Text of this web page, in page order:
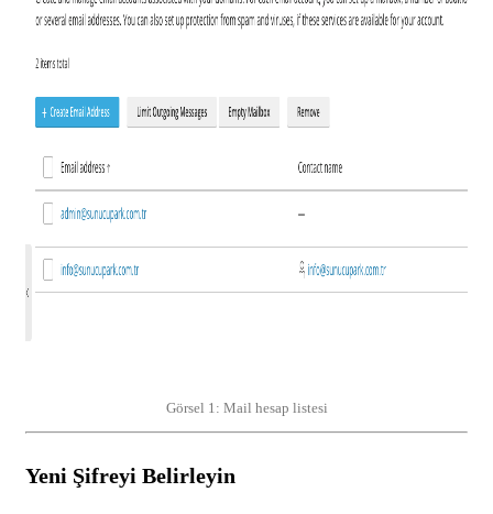
Görsel 1: Mail hesap listesi
Yeni Şifreyi Belirleyin